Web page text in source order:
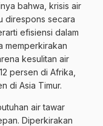
bahwa, krisis air
direspons secara
efisiensi dalam
memperkirakan
kesulitan air
persen di Afrika,
di Asia Timur.
air tawar
Diperkirakan